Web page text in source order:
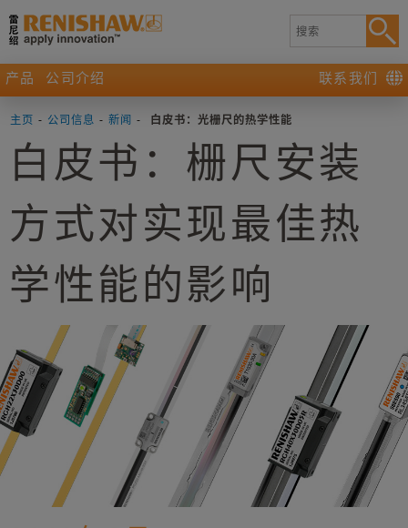
产品 公司介绍 联系我们
主页 - 公司信息 - 新闻 - 白皮书：光栅尺的热学性能
白皮书：栅尺安装
方式对实现最佳热
学性能的影响